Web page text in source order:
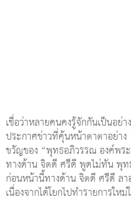
เชื่อว่าหลายคนคงรู้จักกันเป็นอย่
ประกาศข่าวที่คุ้นหน้าตาตาอย่า
ขวัญของ “พุทธอภิวรรณ องค์พร
ทางด้าน จิตดี ศรีดี พูดไม่ทัน พุ
ก่อนหน้านี้ทางด้าน จิตดี ศรีดี ลา
เนื่องจากได้โยกไปทำรายการใหม่